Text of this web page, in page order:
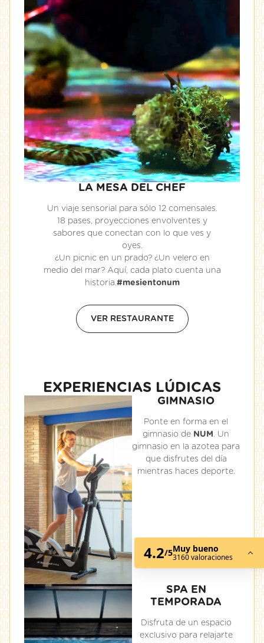
LA MESA DEL CHEF
Un viaje sensorial para sólo 12 comensales.
18 pases, proyecciones envolventes y
sabores que conectan con lo que ves y
oyes.
¿Un picnic en un prado? ¿Un velero en
medio del mar? Aquí, cada plato cuenta una
historia.#mesientonum
VER RESTAURANTE
EXPERIENCIAS LÚDICAS
GIMNASIO
Ponte en forma en el
gimnasio de NUM. Un
gimnasio en la azotea para
que disfrutes del día
mientras haces deporte.
SPA EN
TEMPORADA
Disfruta de un espacio
exclusivo para relajarte